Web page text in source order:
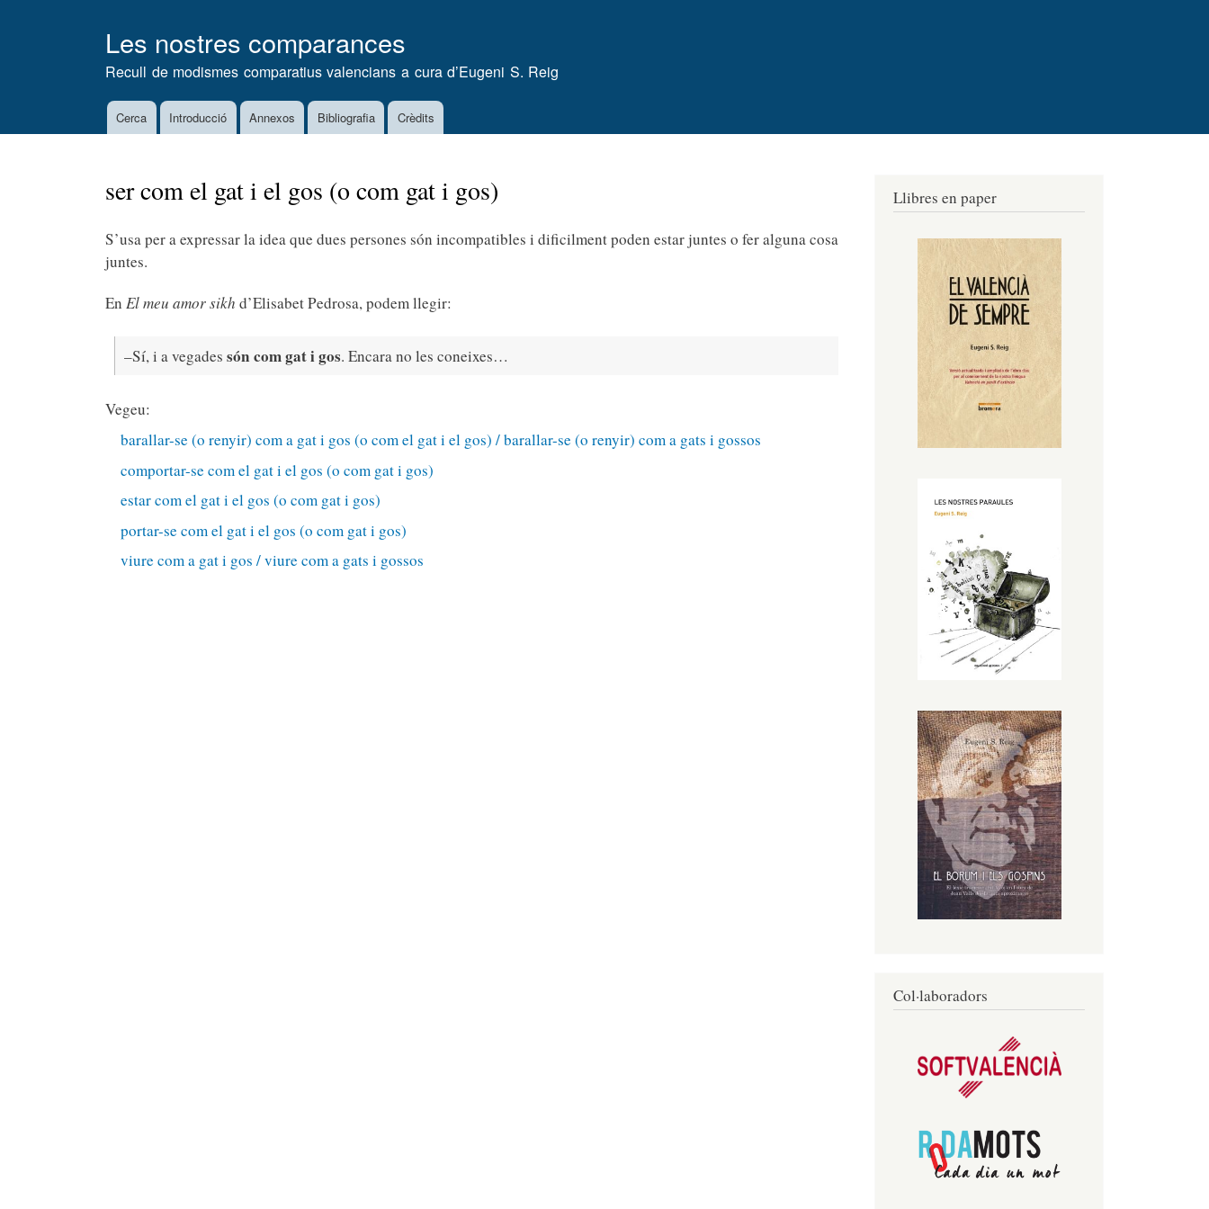
Les nostres comparances
Recull de modismes comparatius valencians a cura d’Eugeni S. Reig
MainCerca Introducció Annexos Bibliografia Crèdits
ser com el gat i el gos (o com gat i gos)
S’usa per a expressar la idea que dues persones són incompatibles i dificilment poden estar juntes o fer alguna cosa
juntes.
En El meu amor sikh d’Elisabet Pedrosa, podem llegir:
–Sí, i a vegades són com gat i gos. Encara no les coneixes…
Vegeu:
barallar-se (o renyir) com a gat i gos (o com el gat i el gos) / barallar-se (o renyir) com a gats i gossos
comportar-se com el gat i el gos (o com gat i gos)
estar com el gat i el gos (o com gat i gos)
portar-se com el gat i el gos (o com gat i gos)
viure com a gat i gos / viure com a gats i gossos
Llibres en paper
Col·laboradors